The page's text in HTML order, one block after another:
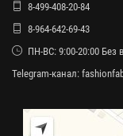
8-499-408-20-84
8-964-642-69-43
ПН-ВС: 9:00-20:00 Без
Telegram-канал: